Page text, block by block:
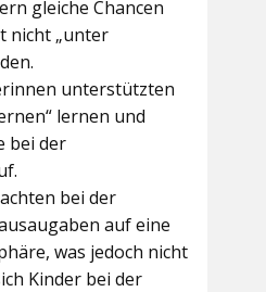
gleiche Chancen
nicht „unter
unterstützten
lernen und
bei der
bei der
auf eine
was jedoch nicht
Kinder bei der